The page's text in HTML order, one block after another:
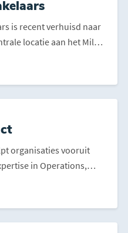
is recent verhuisd naar
locatie aan het Mill
organisaties vooruit
in Operations,